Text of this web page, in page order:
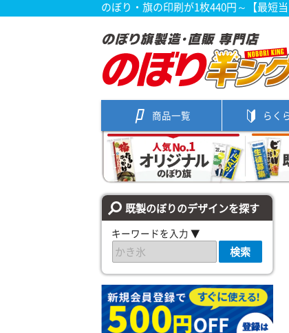
のぼり・旗の印刷が1枚440円～【最短当
商品一覧 らく
既製のぼりのデザインを探す
キーワードを入力 ▼
検索